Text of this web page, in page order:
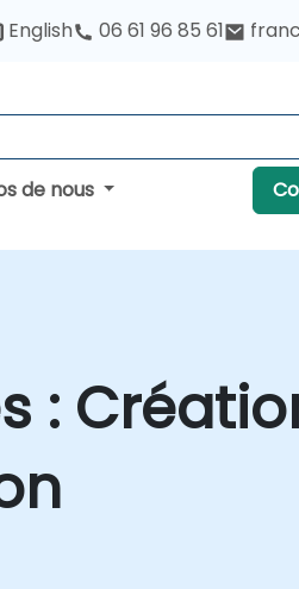
English 06 61 96 85 61
de nous
: